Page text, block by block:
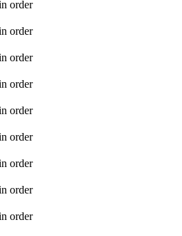
order
order
order
order
order
order
order
order
order